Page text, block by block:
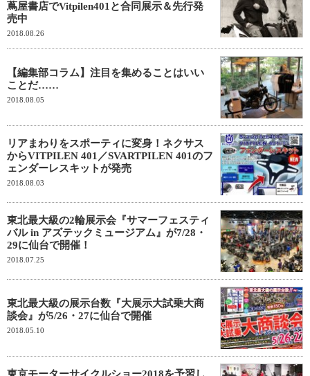
蔦屋書店でVitpilen401と合同展示＆先行発
売中
2018.08.26
【編集部コラム】注目を集めることはいい
ことだ……
2018.08.05
リアまわりをスポーティに変身！ネクサス
からVITPILEN 401／SVARTPILEN 401のフ
ェンダーレスキットが発売
2018.08.03
東北最大級の2輪展示会『サマーフェスティ
バル in アズテックミュージアム』が7/28・
29に仙台で開催！
2018.07.25
東北最大級の展示台数『大展示大試乗大商
談会』が5/26・27に仙台で開催
2018.05.10